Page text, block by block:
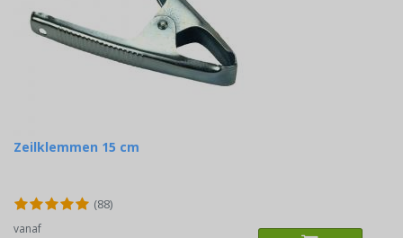
Zeilklemmen 15 cm
(88)
vanaf